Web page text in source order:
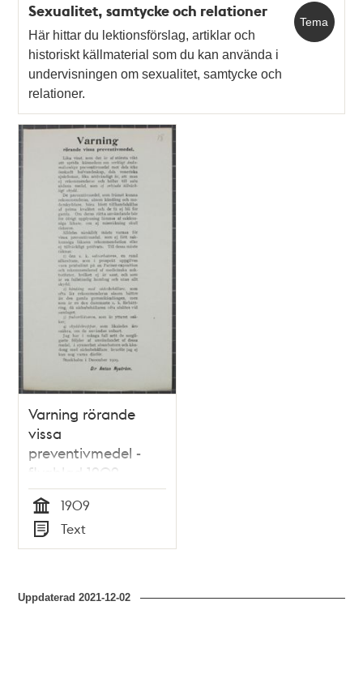
Tema
Sexualitet, samtycke och relationer
Här hittar du lektionsförslag, artiklar och
historiskt källmaterial som du kan använda i
undervisningen om sexualitet, samtycke och
relationer.
Varning rörande
vissa
preventivmedel -
flygblad 1909
Tid
1909
Typ
Text
Uppdaterad2021-12-02